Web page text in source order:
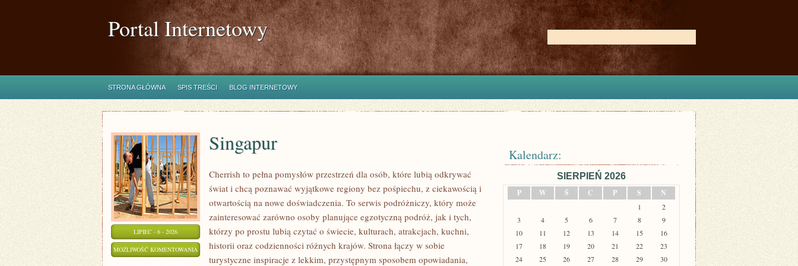
Portal Internetowy
STRONA GŁÓWNA SPIS TREŚCI BLOG INTERNETOWY
LIPIEC - 6 - 2026
MOŻLIWOŚĆ KOMENTOWANIA SINGAPUR
Singapur
Cherrish to pełna pomysłów przestrzeń dla osób, które lubią odkrywać
świat i chcą poznawać wyjątkowe regiony bez pośpiechu, z ciekawością i
otwartością na nowe doświadczenia. To serwis podróżniczy, który może
zainteresować zarówno osoby planujące egzotyczną podróż, jak i tych,
którzy po prostu lubią czytać o świecie, kulturach, atrakcjach, kuchni,
historii oraz codzienności różnych krajów. Strona łączy w sobie
turystyczne inspiracje z lekkim, przystępnym sposobem opowiadania,
Kalendarz:
SIERPIEŃ 2026
P
W Ś C P S N
1
2
3
4 5 6 7 8
9
10
11 12 13 14 15
16
17
18 19 20 21 22
23
24
25 26 27 28 29 30